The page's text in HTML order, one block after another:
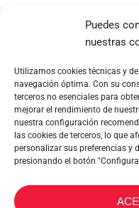
Puedes
nuestras
Utilizamos cookies técnicas y
navegación óptima. Con su
terceros no esenciales para
mejorar el rendimiento de
nuestra configuración
las cookies de terceros, lo que
personalizar sus preferencias y
presionando el botón
METALTEX SA